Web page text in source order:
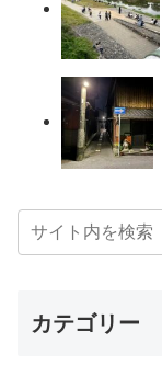
カテゴリー